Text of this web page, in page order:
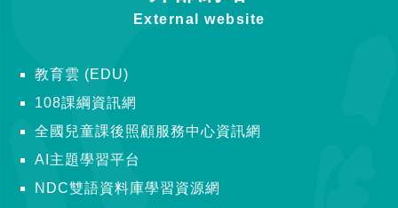
External website
教育雲 (EDU)
108課綱資訊網
全國兒童課後照顧服務中心資訊網
AI主題學習平台
NDC雙語資料庫學習資源網